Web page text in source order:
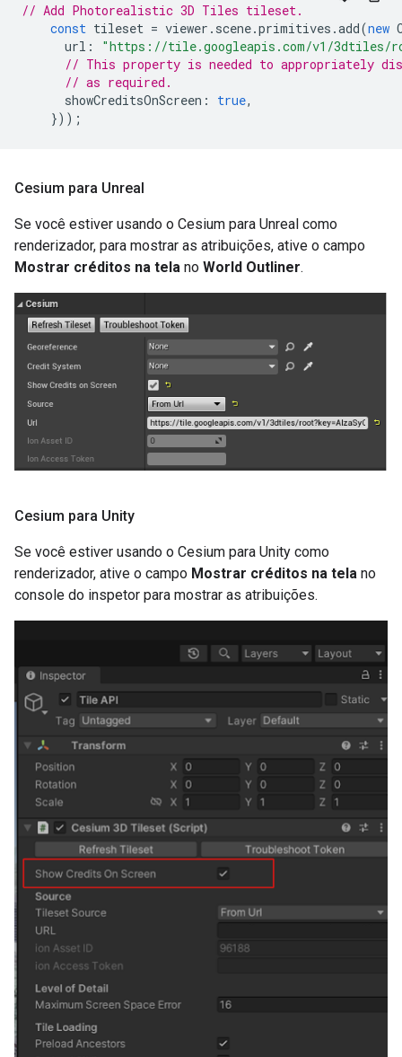
// Add Photorealistic 3D Tiles tileset.
const tileset = viewer . scene.primitives .add(new
url :
"https://tile.googleapis.com/v1/3dtiles/
// This property is needed to appropriately
// as required.
showCreditsOnScreen : true,
}));
Cesium para Unreal
Se você estiver usando o Cesium para Unreal como
renderizador, para mostrar as atribuições, ative o campo
Mostrar créditos na tela no World Outliner.
Cesium para Unity
Se você estiver usando o Cesium para Unity como
renderizador, ative o campo Mostrar créditos na tela no
console do inspetor para mostrar as atribuições.